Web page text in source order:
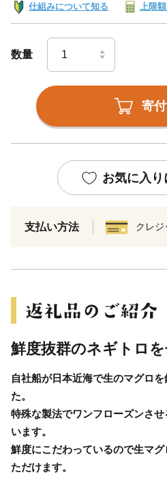
仕組みについて知る 上限
数量
寄
お気に入
支払い方法 クレジ
鮮度抜群のネギトロを
自社船が日本近海で生のマグロ
た。
特殊な製法でワンフローズンさ
います。
鮮度にこだわっているので生マ
ただけます。